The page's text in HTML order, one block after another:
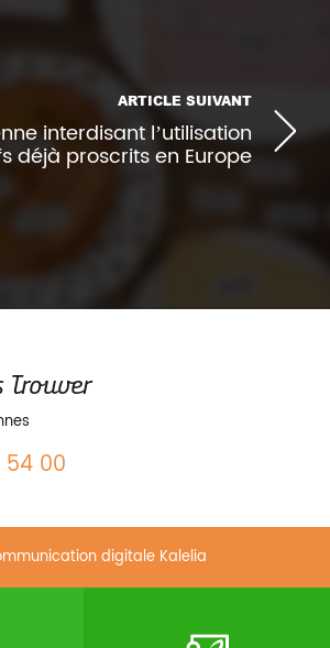
ARTICLE SUIVANT
interdisant l’utilisation
déjà proscrits en Europe
Trouver
00
digitale Kalelia